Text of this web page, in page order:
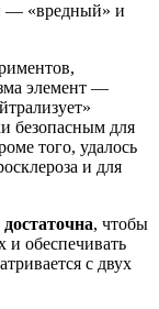
— «вредный» и
элемент —
безопасным для
того, удалось
и для
, чтобы
и обеспечивать
с двух